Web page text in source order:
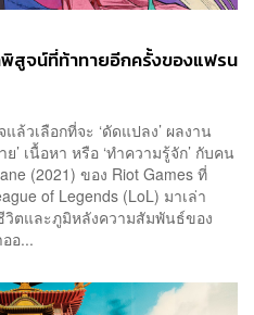
สูจน์ที่ท้าทายอีกครั้งของแฟรน
ล้วเลือกที่จะ ‘ดัดแปลง’ ผลงาน
’ เนื้อหา หรือ ‘ทำความรู้จัก’ กับคน
(2021) ของ Riot Games ที่
of Legends (LoL) มาเล่า
ตและภูมิหลังความสัมพันธ์ของ
อ...